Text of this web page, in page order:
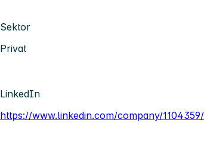
Sektor
Privat
LinkedIn
https://www.linkedin.com/company/1104359/